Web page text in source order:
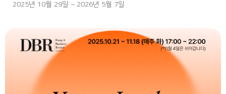
2025년 10월 29일 ~ 2026년 5월 7일